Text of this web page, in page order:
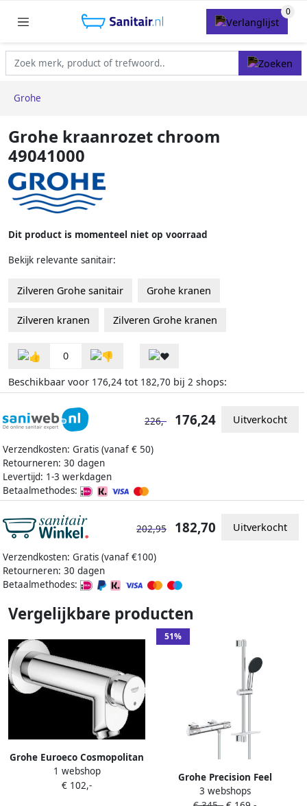
Grohe
Grohe kraanrozet chroom
49041000
Dit product is momenteel niet op voorraad
Bekijk relevante sanitair:
Zilveren Grohe sanitair Grohe kranen
Zilveren kranen Zilveren Grohe kranen
0
Beschikbaar voor 176,24 tot 182,70 bij 2 shops:
Verzendkosten: Gratis (vanaf € 50)
Retourneren: 30 dagen
Levertijd: 1-3 werkdagen
Betaalmethodes:
226,- 176,24 Uitverkocht
Verzendkosten: Gratis (vanaf €100)
Retourneren: 30 dagen
Betaalmethodes:
202,95 182,70 Uitverkocht
Vergelijkbare producten
Grohe Euroeco Cosmopolitan
T tapkraan zelfsluitend 1 2"
blauw rood chroom 36266000
1 webshop
€ 102,-
51%
Grohe Precision Feel
Doucheset thermostatische
3 webshops